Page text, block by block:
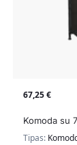
67,25€
Komoda su
Tipas: